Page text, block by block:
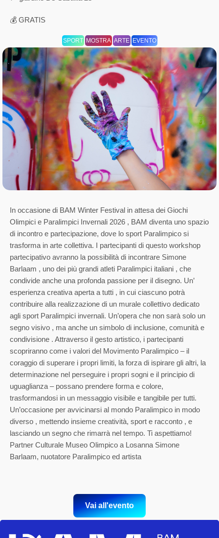
💰 GRATIS
SPORT MOSTRA ARTE EVENTO
In occasione di BAM Winter Festival in attesa dei Giochi
Olimpici e Paralimpici Invernali 2026 , BAM diventa uno spazio
di incontro e partecipazione, dove lo sport Paralimpico si
trasforma in arte collettiva. I partecipanti di questo workshop
partecipativo avranno la possibilità di incontrare Simone
Barlaam , uno dei più grandi atleti Paralimpici italiani , che
condivide anche una profonda passione per il disegno. Un’
esperienza creativa aperta a tutti , in cui ciascuno potrà
contribuire alla realizzazione di un murale collettivo dedicato
agli sport Paralimpici invernali. Un’opera che non sarà solo un
segno visivo , ma anche un simbolo di inclusione, comunità e
condivisione . Attraverso il gesto artistico, i partecipanti
scopriranno come i valori del Movimento Paralimpico – il
coraggio di superare i propri limiti, la forza di ispirare gli altri, la
determinazione nel perseguire i propri sogni e il principio di
uguaglianza – possano prendere forma e colore,
trasformandosi in un messaggio visibile e tangibile per tutti.
Un’occasione per avvicinarsi al mondo Paralimpico in modo
diverso , mettendo insieme creatività, sport e racconto , e
lasciando un segno che rimarrà nel tempo. Ti aspettiamo!
Partner Culturale Museo Olimpico a Losanna Simone
Barlaam, nuotatore Paralimpico ed artista
Vai all'evento